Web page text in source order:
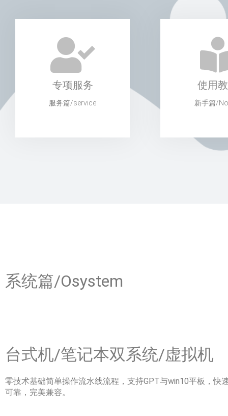
专项服务
服务篇/service
使用
新手篇/
系统篇/Osystem
台式机/笔记本双系统/虚拟机
零技术基础简单操作流水线流程，支持GPT与win10平板，快
可靠，完美兼容。